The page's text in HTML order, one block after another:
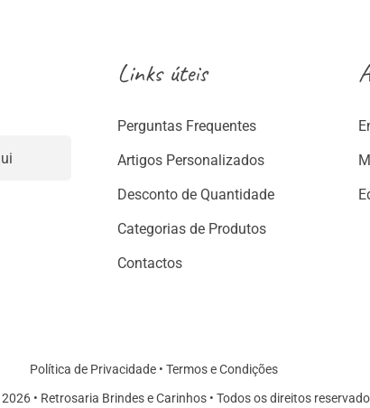
Links úteis
Perguntas Frequentes
Artigos Personalizados
Desconto de Quantidade
Categorias de Produtos
Contactos
Política de Privacidade •Termos e Condições
• Retrosaria Brindes e Carinhos • Todos os direitos